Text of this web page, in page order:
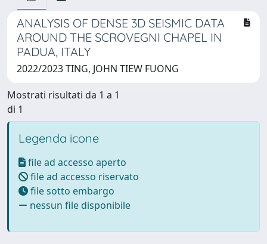
ANALYSIS OF DENSE 3D SEISMIC DATA
AROUND THE SCROVEGNI CHAPEL IN
PADUA, ITALY
2022/2023 TING, JOHN TIEW FUONG
Mostrati risultati da 1 a 1
di 1
Legenda icone
file ad accesso aperto
file ad accesso riservato
file sotto embargo
nessun file disponibile